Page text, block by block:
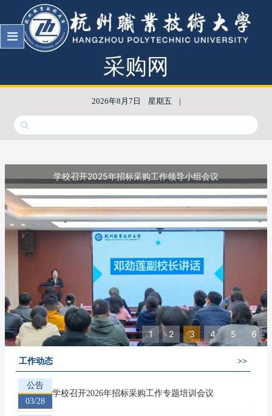
采购网
2026年8月7日    星期五    |
学校召开2025年招标采购工作领导小组会议
1 2 3 4 5 6
工作动态 >>
公告
03/28
学校召开2026年招标采购工作专题培训会议